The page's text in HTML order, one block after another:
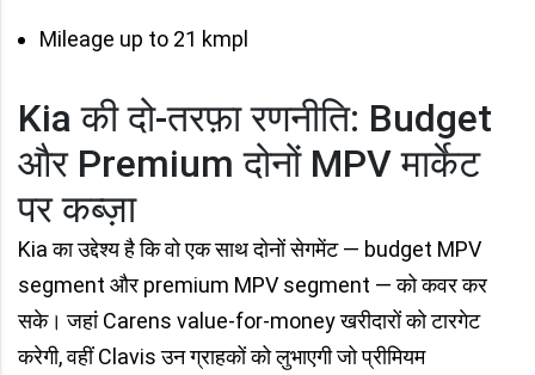
Mileage up to 21 kmpl
Kia की दो-तरफ़ा रणनीति: Budget
और Premium दोनों MPV मार्केट
पर कब्ज़ा
Kia का उद्देश्य है कि वो एक साथ दोनों सेगमेंट — budget MPV
segment और premium MPV segment — को कवर कर
सके। जहां Carens value-for-money खरीदारों को टारगेट
करेगी, वहीं Clavis उन ग्राहकों को लुभाएगी जो प्रीमियम